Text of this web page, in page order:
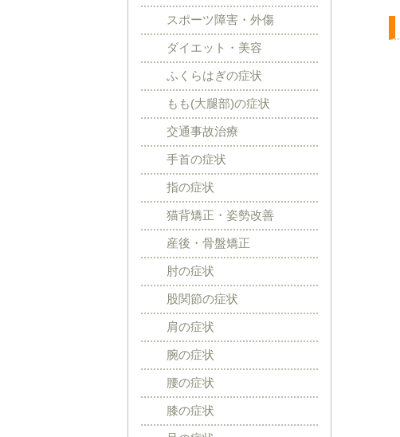
スポーツ障害・外傷
ダイエット・美容
ふくらはぎの症状
もも(大腿部)の症状
交通事故治療
手首の症状
指の症状
猫背矯正・姿勢改善
産後・骨盤矯正
肘の症状
股関節の症状
肩の症状
腕の症状
腰の症状
膝の症状